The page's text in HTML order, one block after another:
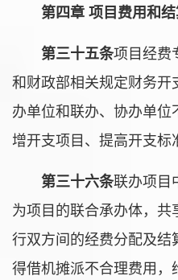
第四章 项目费用和
第三十五条项目经费
和财政部相关规定财务开
办单位和联办、协办单
增开支项目、提高开支标
第三十六条联办项目
为项目的联合承办体，
行双方间的经费分配及结
得借机摊派不合理费用，